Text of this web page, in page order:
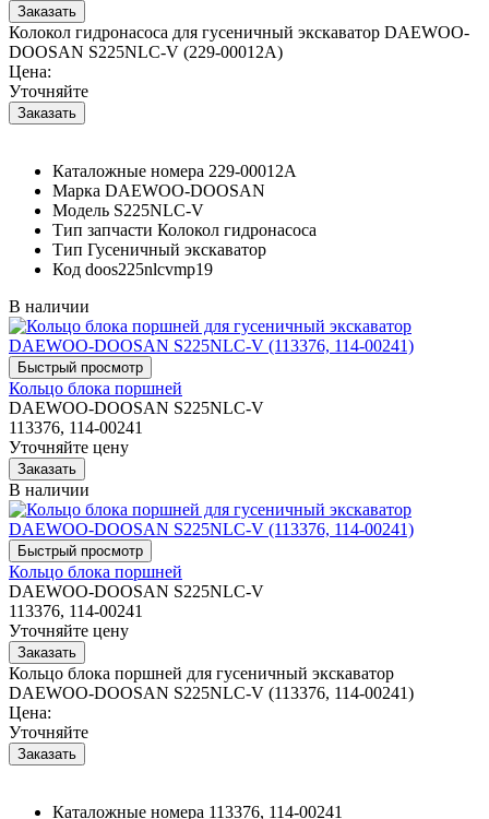
Колокол гидронасоса для гусеничный экскаватор DAEWOO-
DOOSAN S225NLC-V (229-00012A)
Цена:
Уточняйте
Каталожные номера 229-00012A
Марка DAEWOO-DOOSAN
Модель S225NLC-V
Тип запчасти Колокол гидронасоса
Тип Гусеничный экскаватор
Код doos225nlcvmp19
В наличии
Кольцо блока поршней
DAEWOO-DOOSAN S225NLC-V
113376, 114-00241
Уточняйте цену
В наличии
Кольцо блока поршней
DAEWOO-DOOSAN S225NLC-V
113376, 114-00241
Уточняйте цену
Кольцо блока поршней для гусеничный экскаватор
DAEWOO-DOOSAN S225NLC-V (113376, 114-00241)
Цена:
Уточняйте
Каталожные номера 113376, 114-00241